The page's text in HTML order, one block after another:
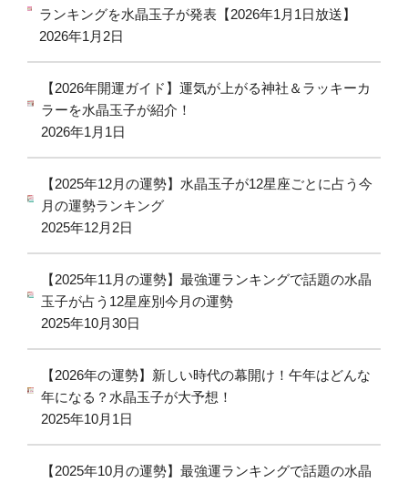
ランキングを水晶玉子が発表【2026年1月1日放送】
2026年1月2日
【2026年開運ガイド】運気が上がる神社＆ラッキーカ
ラーを水晶玉子が紹介！
2026年1月1日
【2025年12月の運勢】水晶玉子が12星座ごとに占う今
月の運勢ランキング
2025年12月2日
【2025年11月の運勢】最強運ランキングで話題の水晶
玉子が占う12星座別今月の運勢
2025年10月30日
【2026年の運勢】新しい時代の幕開け！午年はどんな
年になる？水晶玉子が大予想！
2025年10月1日
【2025年10月の運勢】最強運ランキングで話題の水晶